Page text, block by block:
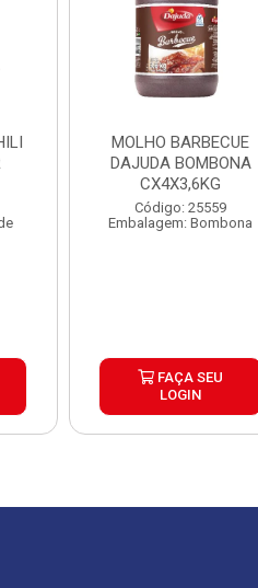
MOLHO BARBECUE
DAJUDA BOMBONA
CX4X3,6KG
Código: 25559
Embalagem: Bombona
FAÇA SEU
LOGIN